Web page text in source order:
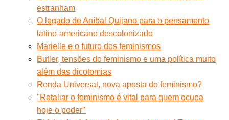
estranham
O legado de Aníbal Quijano para o pensamento
latino-americano descolonizado
Marielle e o futuro dos feminismos
Butler, tensões do feminismo e uma política muito
além das dicotomias
Renda Universal, nova aposta do feminismo?
"Retaliar o feminismo é vital para quem ocupa
hoje o poder"